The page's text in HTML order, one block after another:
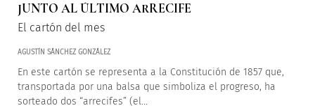
JUNTO AL ÚLTIMO ARRECIFE
El cartón del mes
AGUSTÍN SÁNCHEZ GONZÁLEZ
En este cartón se representa a la Constitución de 1857 que,
transportada por una balsa que simboliza el progreso, ha
sorteado dos “arrecifes” (el...